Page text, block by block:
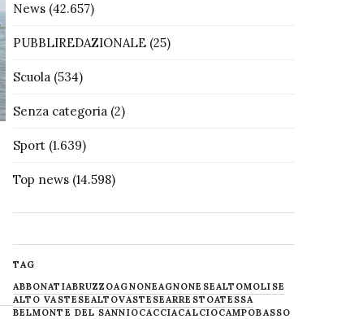
News(42.657)
PUBBLIREDAZIONALE(25)
Scuola(534)
Senza categoria(2)
Sport(1.639)
Top news(14.598)
TAG
ABBONATIABRUZZOAGNONEAGNONESEALTOMOLISE
ALTO VASTESEALTOVASTESEARRESTOATESSA
BELMONTE DEL SANNIOCACCIACALCIOCAMPOBASSO